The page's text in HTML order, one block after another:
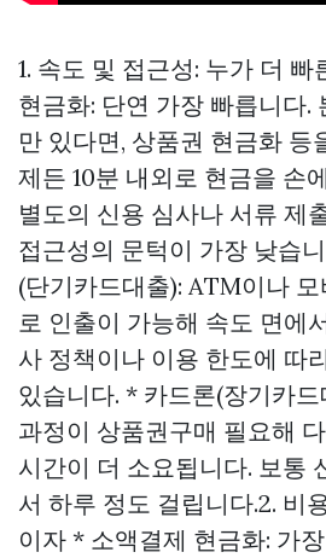
1. 속도 및 접근성: 누가 더 빠
현금화: 단연 가장 빠릅니다.
만 있다면, 상품권 현금화 등
제든 10분 내외로 현금을 손
별도의 신용 심사나 서류 제
접근성의 문턱이 가장 낮습
(단기카드대출): ATM이나
로 인출이 가능해 속도 면에
사 정책이나 이용 한도에 따
있습니다. * 카드론(장기카
과정이 상품권구매 필요해
시간이 더 소요됩니다. 보통
서 하루 정도 걸립니다.2. 비
이자 * 소액결제 현금화: 가